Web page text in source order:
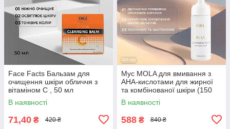
Face Facts Бальзам для
очищення шкіри обличчя з
вітаміном С , 50 мл
В наявності
71,40 ₴ 420 ₴
Мус MOLA для вмивання з
АНА-кислотами для жирної
та комбінованої шкіри (150
мл)
В наявності
588 ₴ 840 ₴